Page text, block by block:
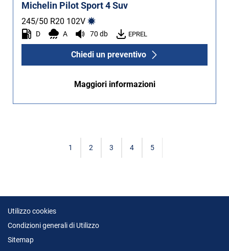
Michelin Pilot Sport 4 Suv
245/50 R20 102V
D A 70 db EPREL
Chiedi un preventivo
Maggiori informazioni
1 2 3 4 5
Utilizzo cookies
Condizioni generali di Utilizzo
Sitemap